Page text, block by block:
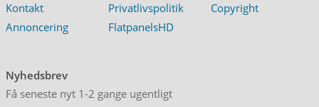
Kontakt
Privatlivspolitik
Copyright
Annoncering
FlatpanelsHD
Nyhedsbrev
Få seneste nyt 1-2 gange ugentligt